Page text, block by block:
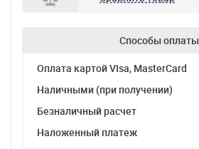
Способы оплаты
Оплата картой VIsa, MasterCard
Наличными (при получении)
Безналичный расчет
Наложенный платеж